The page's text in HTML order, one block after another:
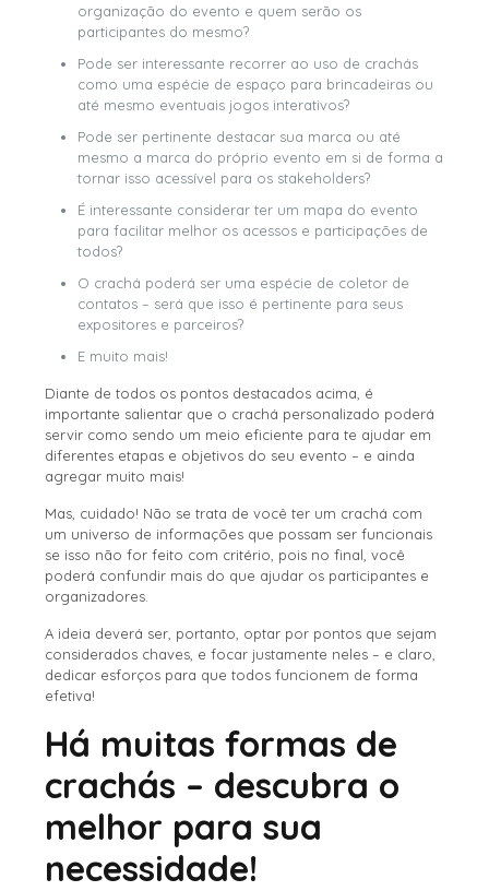
organização do evento e quem serão os
participantes do mesmo?
Pode ser interessante recorrer ao uso de crachás
como uma espécie de espaço para brincadeiras ou
até mesmo eventuais jogos interativos?
Pode ser pertinente destacar sua marca ou até
mesmo a marca do próprio evento em si de forma a
tornar isso acessível para os stakeholders?
É interessante considerar ter um mapa do evento
para facilitar melhor os acessos e participações de
todos?
O crachá poderá ser uma espécie de coletor de
contatos – será que isso é pertinente para seus
expositores e parceiros?
E muito mais!
Diante de todos os pontos destacados acima, é
importante salientar que o crachá personalizado poderá
servir como sendo um meio eficiente para te ajudar em
diferentes etapas e objetivos do seu evento – e ainda
agregar muito mais!
Mas, cuidado! Não se trata de você ter um crachá com
um universo de informações que possam ser funcionais
se isso não for feito com critério, pois no final, você
poderá confundir mais do que ajudar os participantes e
organizadores.
A ideia deverá ser, portanto, optar por pontos que sejam
considerados chaves, e focar justamente neles – e claro,
dedicar esforços para que todos funcionem de forma
efetiva!
Há muitas formas de
crachás – descubra o
melhor para sua
necessidade!